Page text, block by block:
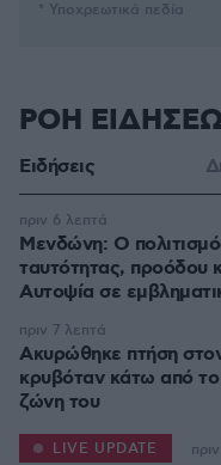
* Υποχρεωτικά πεδία
ΡΟΗ
Ειδήσεις
Μενδώνη: Ο
ταυτότητας, προόδου
Αυτοψία σε
πριν 6 λεπτά
Ακυρώθηκε πτήση
κρυβόταν κάτω από
ζώνη του
πριν 7 λεπτά
LIVE UPDATE